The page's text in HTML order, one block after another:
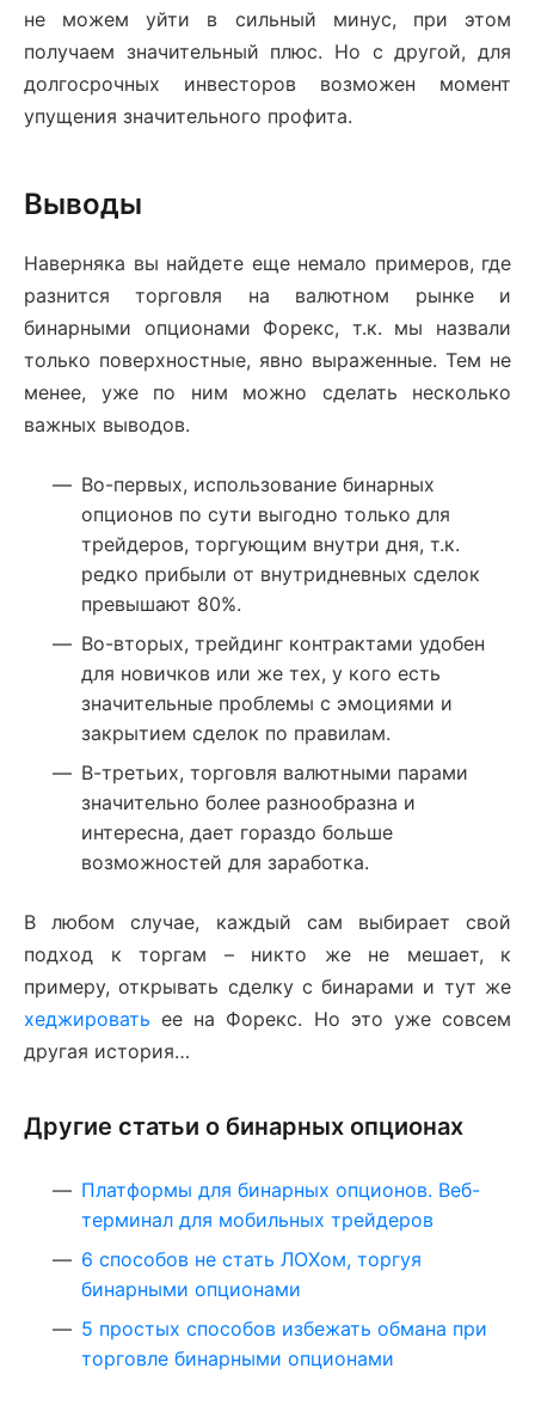
не можем уйти в сильный минус, при этом
получаем значительный плюс. Но с другой, для
долгосрочных инвесторов возможен момент
упущения значительного профита.
Выводы
Наверняка вы найдете еще немало примеров, где
разнится торговля на валютном рынке и
бинарными опционами Форекс, т.к. мы назвали
только поверхностные, явно выраженные. Тем не
менее, уже по ним можно сделать несколько
важных выводов.
Во-первых, использование бинарных
опционов по сути выгодно только для
трейдеров, торгующим внутри дня, т.к.
редко прибыли от внутридневных сделок
превышают 80%.
Во-вторых, трейдинг контрактами удобен
для новичков или же тех, у кого есть
значительные проблемы с эмоциями и
закрытием сделок по правилам.
В-третьих, торговля валютными парами
значительно более разнообразна и
интересна, дает гораздо больше
возможностей для заработка.
В любом случае, каждый сам выбирает свой
подход к торгам – никто же не мешает, к
примеру, открывать сделку с бинарами и тут же
хеджировать ее на Форекс. Но это уже совсем
другая история…
Другие статьи о бинарных опционах
Платформы для бинарных опционов. Веб-
терминал для мобильных трейдеров
6 способов не стать ЛОХом, торгуя
бинарными опционами
5 простых способов избежать обмана при
торговле бинарными опционами